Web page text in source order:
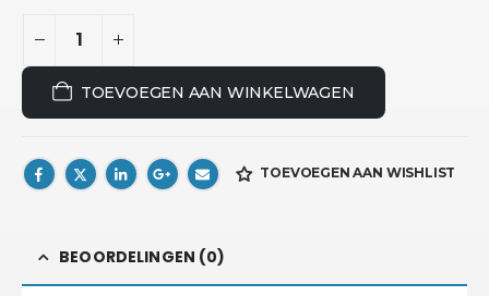
TOEVOEGEN AAN WINKELWAGEN
TOEVOEGEN AAN WISHLIST
BEOORDELINGEN (0)